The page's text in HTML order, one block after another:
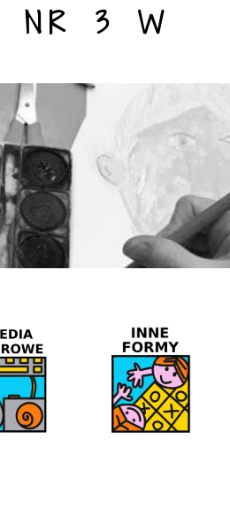
NR 3 W